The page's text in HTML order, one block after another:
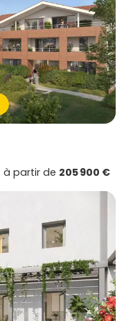
à partir de 205 900 €